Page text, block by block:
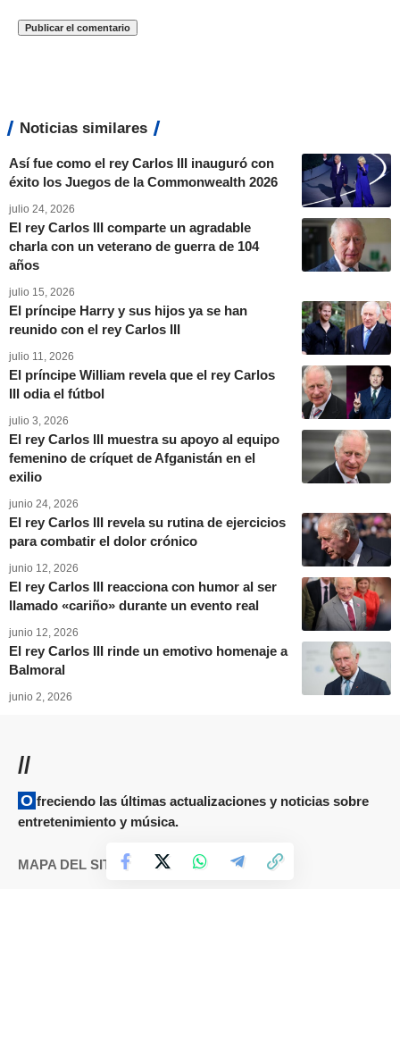
Noticias similares
Así fue como el rey Carlos III inauguró con
éxito los Juegos de la Commonwealth 2026
julio 24, 2026
El rey Carlos III comparte un agradable
charla con un veterano de guerra de 104
años
julio 15, 2026
El príncipe Harry y sus hijos ya se han
reunido con el rey Carlos III
julio 11, 2026
El príncipe William revela que el rey Carlos
III odia el fútbol
julio 3, 2026
El rey Carlos III muestra su apoyo al equipo
femenino de críquet de Afganistán en el
exilio
junio 24, 2026
El rey Carlos III revela su rutina de ejercicios
para combatir el dolor crónico
junio 12, 2026
El rey Carlos III reacciona con humor al ser
llamado «cariño» durante un evento real
junio 12, 2026
El rey Carlos III rinde un emotivo homenaje a
Balmoral
junio 2, 2026
//
Ofreciendo las últimas actualizaciones y noticias sobre
entretenimiento y música.
MAPA DEL SITIO